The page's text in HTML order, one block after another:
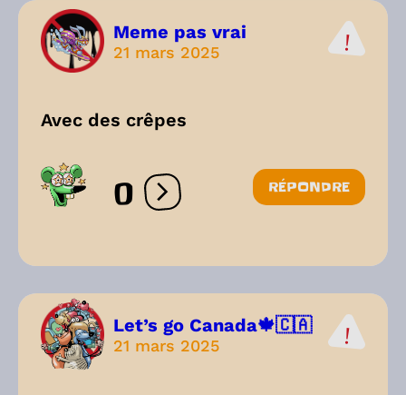
Meme pas vrai
21 mars 2025
Avec des crêpes
0 Ouvrir les réactions
RÉPONDRE
Let’s go Canada🍁🇨🇦
21 mars 2025